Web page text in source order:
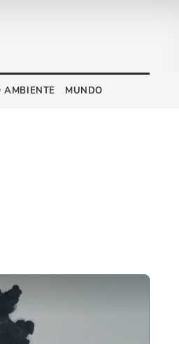
AMBIENTE MUNDO